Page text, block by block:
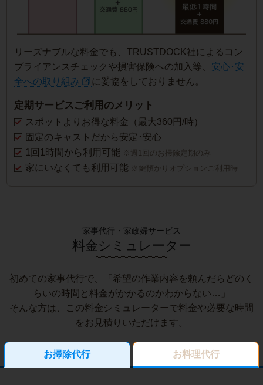
リーズナブルな料金でも、TRUSTDOCK社によるコン
プライアンスチェックや損害保険への加入等、 安心･安
全への取り組み
に妥協をしておりません。
定期サービスご利用のメリット
スポットよりお得な料金（最大360円/時）
固定のキャストだから安定･安心
1回1時間から利用可能 ※週1回のお掃除定期のみ
家にいなくても利用可能 ※鍵預かりオプションご利用時
家事代行・家政婦サービス
料金シミュレーター
初めての家事代行で、「希望の作業内容を頼んだらどのく
らいの時間と料金がかかるのかわからない…」
そんな方は、この料金シミュレーターで料金や必要な時間
をお見積りいただけます。
お掃除代行 お料理代行